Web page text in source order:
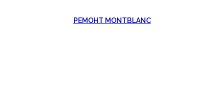
РЕМОНТ MONTBLANC